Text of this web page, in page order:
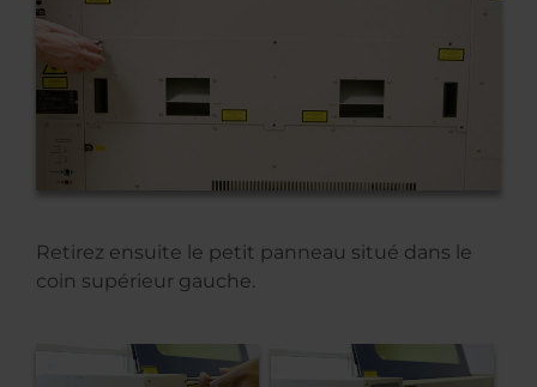
Retirez ensuite le petit panneau situé dans le
coin supérieur gauche.